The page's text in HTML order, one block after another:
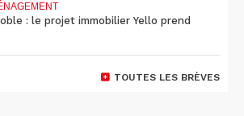
: le projet immobilier Yello prend
TOUTES LES BRÈVES